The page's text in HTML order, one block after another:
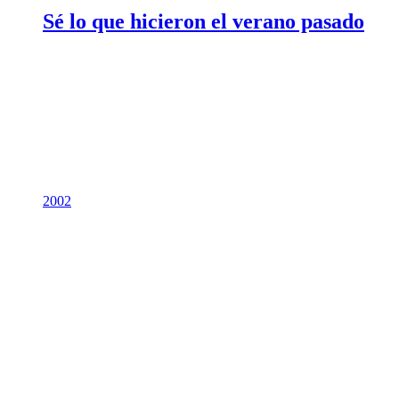
Sé lo que hicieron el verano pasado
2002